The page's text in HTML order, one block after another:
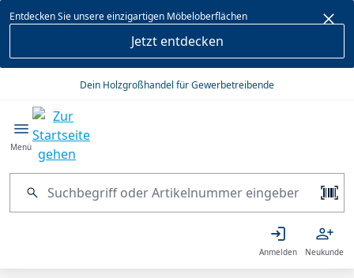
springen
Entdecken Sie unsere einzigartigen Möbeloberflächen
Jetzt entdecken
Dein Holzgroßhandel für Gewerbetreibende
Menü
Anmelden Neukunde